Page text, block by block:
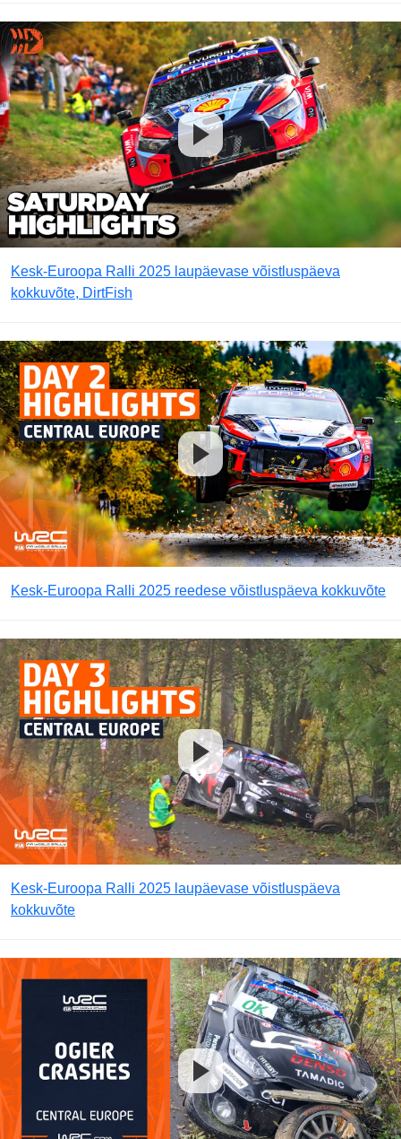
Kesk-Euroopa Ralli 2025 laupäevase võistluspäeva
kokkuvõte, DirtFish
Kesk-Euroopa Ralli 2025 reedese võistluspäeva kokkuvõte
Kesk-Euroopa Ralli 2025 laupäevase võistluspäeva
kokkuvõte